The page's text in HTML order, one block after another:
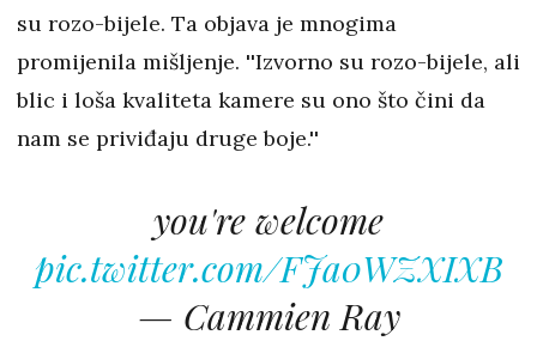
su rozo-bijele. Ta objava je mnogima
promijenila mišljenje. ''Izvorno su rozo-bijele, ali
blic i loša kvaliteta kamere su ono što čini da
nam se priviđaju druge boje.''
you're welcome
pic.twitter.com/FJa0WZXIXB
— Cammien Ray